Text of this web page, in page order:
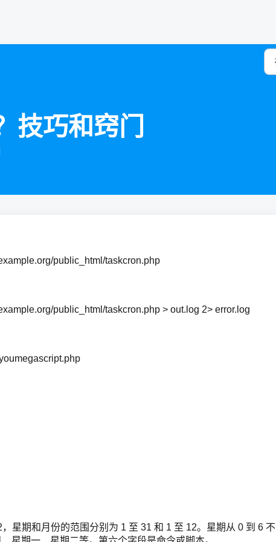
技巧和窍门
public_html/taskcron.php
public_html/taskcron.php > out.log 2> error.log
星期和月份的范围分别为 1 至 31 和 1 至 12。星期从 0 到 6 不